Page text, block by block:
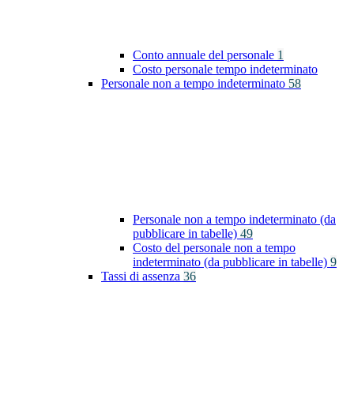
Conto annuale del personale 1
Costo personale tempo indeterminato
Personale non a tempo indeterminato 58
Personale non a tempo indeterminato (da
pubblicare in tabelle) 49
Costo del personale non a tempo
indeterminato (da pubblicare in tabelle) 9
Tassi di assenza 36